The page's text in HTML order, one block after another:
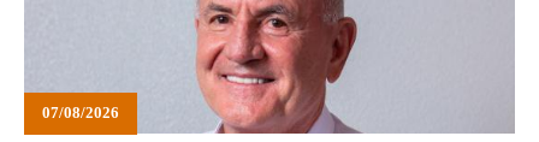
07/08/2026